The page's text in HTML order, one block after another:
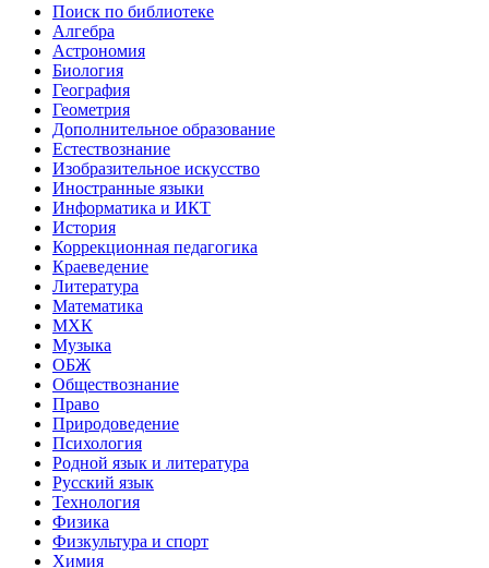
Поиск по библиотеке
Алгебра
Астрономия
Биология
География
Геометрия
Дополнительное образование
Естествознание
Изобразительное искусство
Иностранные языки
Информатика и ИКТ
История
Коррекционная педагогика
Краеведение
Литература
Математика
МХК
Музыка
ОБЖ
Обществознание
Право
Природоведение
Психология
Родной язык и литература
Русский язык
Технология
Физика
Физкультура и спорт
Химия